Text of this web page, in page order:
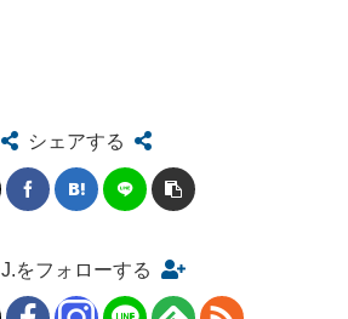
シェアする
J.をフォローする